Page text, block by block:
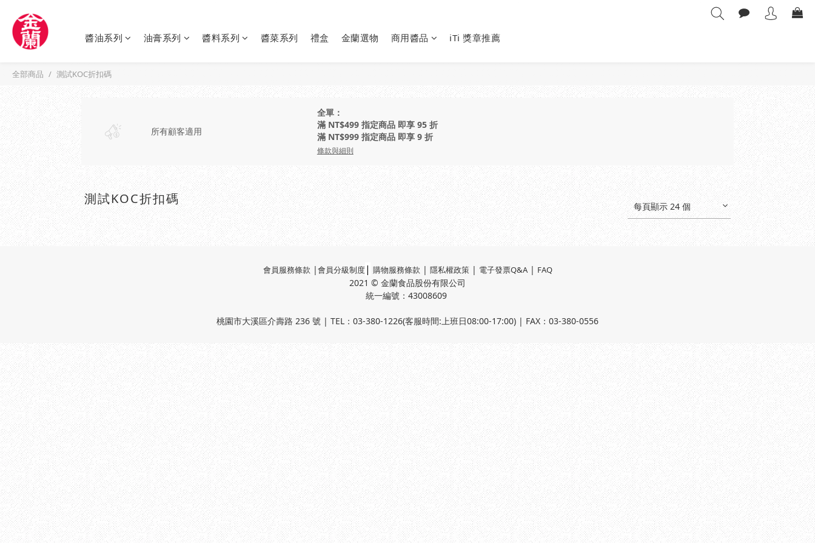
醬油系列 油膏系列 醬料系列 醬菜系列 禮盒 金蘭選物 商用醬品 iTi 獎章推薦
全部商品 測試KOC折扣碼
所有顧客適用
全單：
滿 NT$499 指定商品 即享 95 折
滿 NT$999 指定商品 即享 9 折
條款與細則
測試KOC折扣碼 每頁顯示 24 個
會員服務條款 |會員分級制度| 購物服務條款 | 隱私權政策| 電子發票Q&A| FAQ
2021 © 金蘭食品股份有限公司
統一編號：43008609
桃園市大溪區介壽路 236 號 | TEL：03-380-1226(客服時間:上班日08:00-17:00) | FAX：03-380-0556